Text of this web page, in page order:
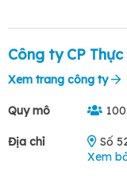
Công ty CP
Xem trang công ty
Quy mô
Địa chỉ
Số
Xem